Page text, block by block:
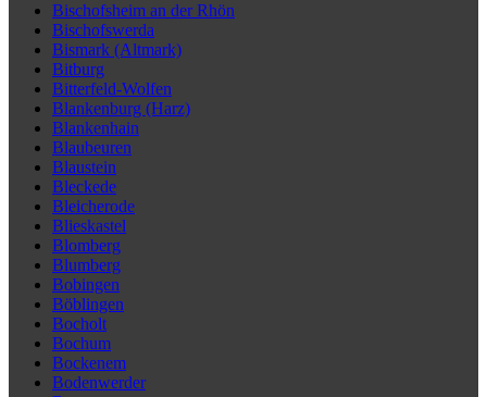
Bischofsheim an der Rhön
Bischofswerda
Bismark (Altmark)
Bitburg
Bitterfeld-Wolfen
Blankenburg (Harz)
Blankenhain
Blaubeuren
Blaustein
Bleckede
Bleicherode
Blieskastel
Blomberg
Blumberg
Bobingen
Böblingen
Bocholt
Bochum
Bockenem
Bodenwerder